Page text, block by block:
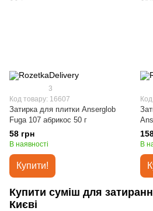
3
Код товару: 16607
Затирка для плитки Anserglob
Fuga 107 абрикос 50 г
58 грн
В наявності
Купити!
В
Купити суміш для
Києві